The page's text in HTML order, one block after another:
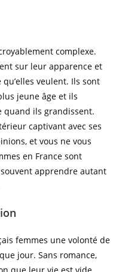
complexe.
sur leur apparence et
veulent. Ils sont
jeune âge et ils
quand ils grandissent.
captivant avec ses
et vous ne vous
en France sont
apprendre autant
femmes une volonté de
jour. Sans romance,
que leur vie est vide.